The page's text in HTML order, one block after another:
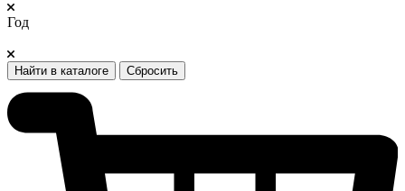
Год
Найти в каталоге Сбросить